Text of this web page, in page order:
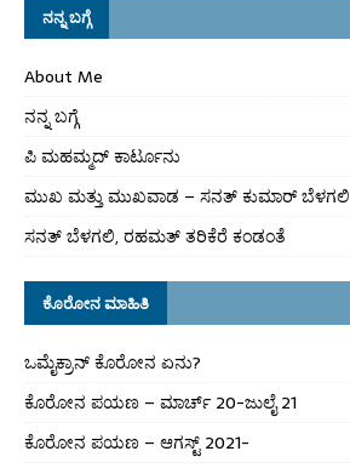
ನನ್ನ ಬಗ್ಗೆ
About Me
ನನ್ನ ಬಗ್ಗೆ
ಪಿ ಮಹಮ್ಮದ್ ಕಾರ್ಟೂನು
ಮುಖ ಮತ್ತು ಮುಖವಾಡ – ಸನತ್ ಕುಮಾರ್ ಬೆಳಗಲಿ
ಸನತ್ ಬೆಳಗಲಿ, ರಹಮತ್ ತರಿಕೆರೆ ಕಂಡಂತೆ
ಕೊರೋನ ಮಾಹಿತಿ
ಒಮೈಕ್ರಾನ್ ಕೊರೋನ ಏನು?
ಕೊರೋನ ಪಯಣ – ಮಾರ್ಚ್ 20-ಜುಲೈ 21
ಕೊರೋನ ಪಯಣ – ಆಗಸ್ಟ್ 2021-